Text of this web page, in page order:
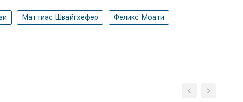
Маттиас Швайгхефер Феликс Моати